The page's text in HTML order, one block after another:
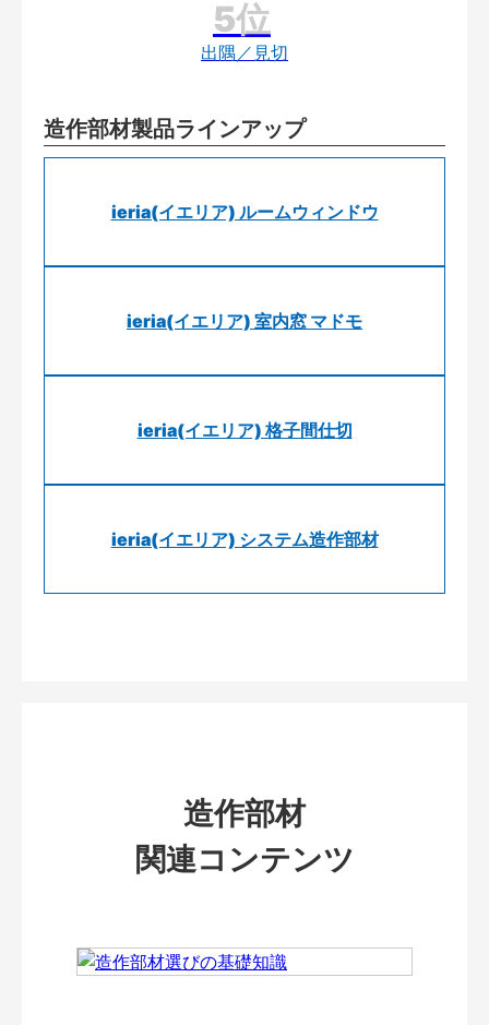
出隅／見切
造作部材製品ラインアップ
ieria(イエリア) ルームウィンドウ
ieria(イエリア) 室内窓 マドモ
ieria(イエリア) 格子間仕切
ieria(イエリア) システム造作部材
造作部材
関連コンテンツ